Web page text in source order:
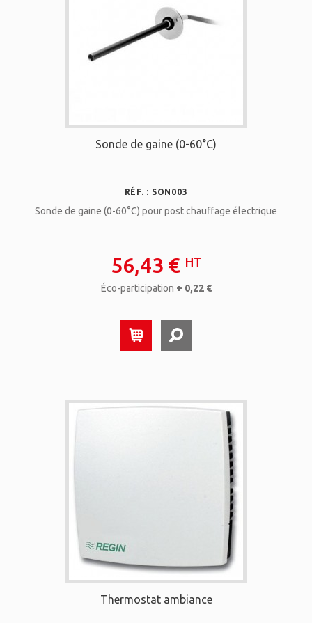
Sonde de gaine (0-60°C)
RÉF. : SON003
Sonde de gaine (0-60°C) pour post chauffage électrique
56,43 € HT
Éco-participation + 0,22 €
Thermostat ambiance